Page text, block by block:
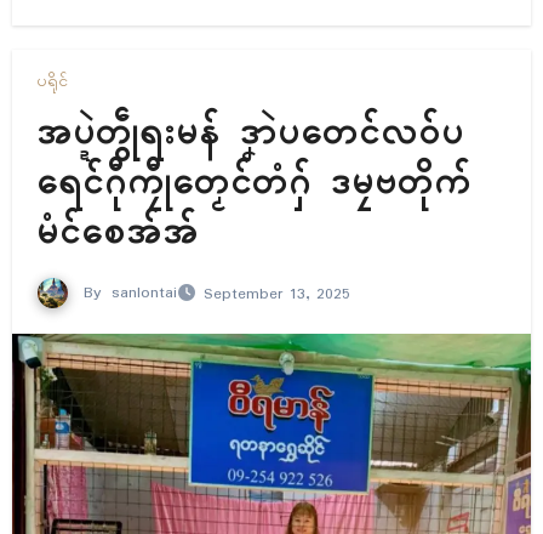
ပရိုၚ်
အပ္ဍဲတွဵုရးမန် ဒၞာဲပတေင်လဝ်ပ
ရေၚ်ဂီုကၠီုတၟေၚ်တံဂှ် ဒမၠဗတိုက်
မံၚ်စေအ်အ်
By sanlontai September 13, 2025